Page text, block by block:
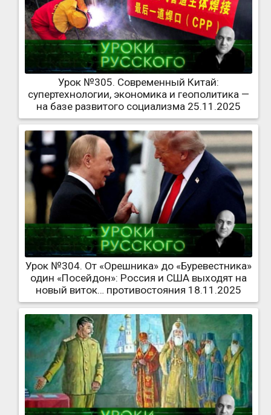
Урок №305. Современный Китай:
супертехнологии, экономика и геополитика —
на базе развитого социализма 25.11.2025
Урок №304. От «Орешника» до «Буревестника»
один «Посейдон»: Россия и США выходят на
новый виток… противостояния 18.11.2025